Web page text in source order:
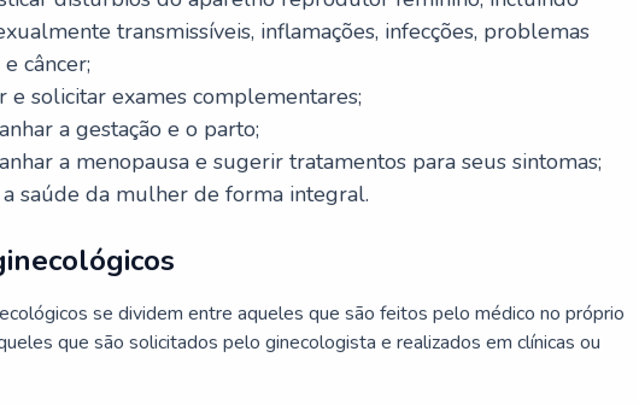
transmissíveis, inflamações, infecções, problemas
câncer;
e solicitar exames complementares;
a gestação e o parto;
a menopausa e sugerir tratamentos para seus sintomas;
saúde da mulher de forma integral.
se dividem entre aqueles que são feitos pelo médico no próprio
que são solicitados pelo ginecologista e realizados em clínicas ou